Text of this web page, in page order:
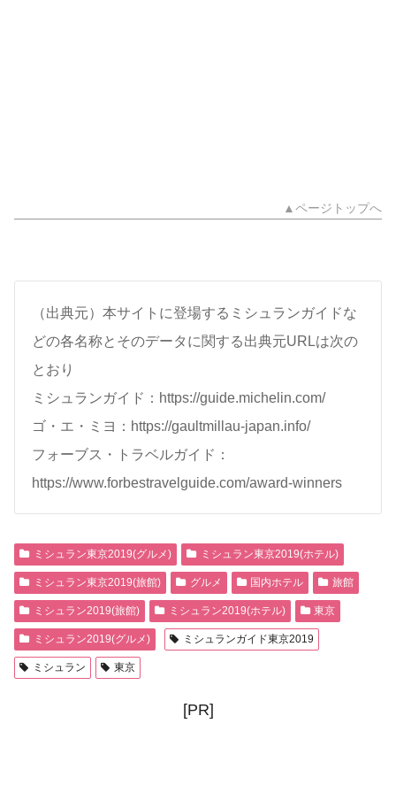
▲ページトップへ
（出典元）本サイトに登場するミシュランガイドな
どの各名称とそのデータに関する出典元URLは次の
とおり
ミシュランガイド：https://guide.michelin.com/
ゴ・エ・ミヨ：https://gaultmillau-japan.info/
フォーブス・トラベルガイド：
https://www.forbestravelguide.com/award-winners
ミシュラン東京2019(グルメ) ミシュラン東京2019(ホテル)
ミシュラン東京2019(旅館) グルメ 国内ホテル 旅館
ミシュラン2019(旅館) ミシュラン2019(ホテル) 東京
ミシュラン2019(グルメ) ミシュランガイド東京2019
ミシュラン 東京
[PR]